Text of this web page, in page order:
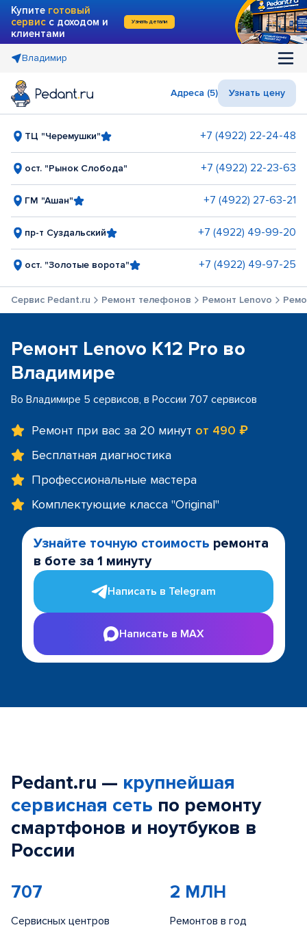
Купите готовый
сервис с доходом и
клиентами
Узнать детали
Владимир
Адреса (5) Узнать цену
ТЦ "Черемушки" +7 (4922) 22-24-48
ост. "Рынок Слобода" +7 (4922) 22-23-63
ГМ "Ашан" +7 (4922) 27-63-21
пр-т Суздальский +7 (4922) 49-99-20
ост. "Золотые ворота" +7 (4922) 49-97-25
Сервис Pedant.ru Ремонт телефонов Ремонт Lenovo
Ремонт Lenovo K12 Pro во
Владимире
Во Владимире 5 сервисов, в России 707 сервисов
Ремонт при вас за 20 минут от 490 ₽
Бесплатная диагностика
Профессиональные мастера
Комплектующие класса "Original"
Узнайте точную стоимость ремонта
в боте за 1 минуту
Написать в Telegram
Написать в MAX
Pedant.ru — крупнейшая
сервисная сеть по ремонту
смартфонов и ноутбуков в
России
707
Сервисных центров
2 МЛН
Ремонтов в год